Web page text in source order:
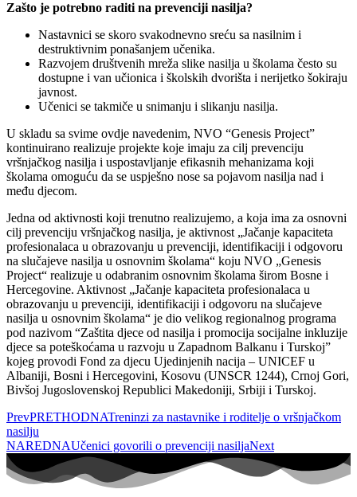
Zašto je potrebno raditi na prevenciji nasilja?
Nastavnici se skoro svakodnevno sreću sa nasilnim i
destruktivnim ponašanjem učenika.
Razvojem društvenih mreža slike nasilja u školama često su
dostupne i van učionica i školskih dvorišta i nerijetko šokiraju
javnost.
Učenici se takmiče u snimanju i slikanju nasilja.
U skladu sa svime ovdje navedenim, NVO “Genesis Project”
kontinuirano realizuje projekte koje imaju za cilj prevenciju
vršnjačkog nasilja i uspostavljanje efikasnih mehanizama koji
školama omoguću da se uspješno nose sa pojavom nasilja nad i
među djecom.
Jedna od aktivnosti koji trenutno realizujemo, a koja ima za osnovni
cilj prevenciju vršnjačkog nasilja, je aktivnost „Jačanje kapaciteta
profesionalaca u obrazovanju u prevenciji, identifikaciji i odgovoru
na slučajeve nasilja u osnovnim školama“ koju NVO „Genesis
Project“ realizuje u odabranim osnovnim školama širom Bosne i
Hercegovine. Aktivnost „Jačanje kapaciteta profesionalaca u
obrazovanju u prevenciji, identifikaciji i odgovoru na slučajeve
nasilja u osnovnim školama“ je dio velikog regionalnog programa
pod nazivom “Zaštita djece od nasilja i promocija socijalne inkluzije
djece sa poteškoćama u razvoju u Zapadnom Balkanu i Turskoj”
kojeg provodi Fond za djecu Ujedinjenih nacija – UNICEF u
Albaniji, Bosni i Hercegovini, Kosovu (UNSCR 1244), Crnoj Gori,
Bivšoj Jugoslovenskoj Republici Makedoniji, Srbiji i Turskoj.
PrevPRETHODNATreninzi za nastavnike i roditelje o vršnjačkom
nasilju
NAREDNAUčenici govorili o prevenciji nasiljaNext